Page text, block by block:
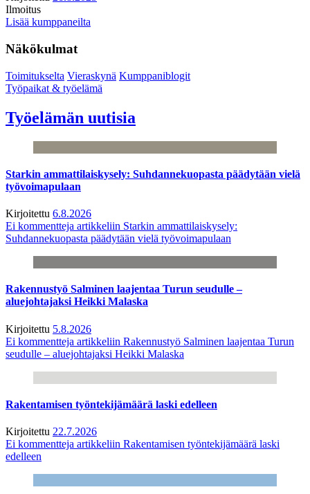
Ilmoitus
Lisää kumppaneilta
Näkökulmat
Toimitukselta Vieraskynä Kumppaniblogit
Työpaikat & työelämä
Työelämän uutisia
Starkin ammattilaiskysely: Suhdannekuopasta päädytään vielä
työvoimapulaan
Kirjoitettu 6.8.2026
Ei kommentteja artikkeliin Starkin ammattilaiskysely:
Suhdannekuopasta päädytään vielä työvoimapulaan
Rakennustyö Salminen laajentaa Turun seudulle –
aluejohtajaksi Heikki Malaska
Kirjoitettu 5.8.2026
Ei kommentteja artikkeliin Rakennustyö Salminen laajentaa Turun
seudulle – aluejohtajaksi Heikki Malaska
Rakentamisen työntekijämäärä laski edelleen
Kirjoitettu 22.7.2026
Ei kommentteja artikkeliin Rakentamisen työntekijämäärä laski
edelleen